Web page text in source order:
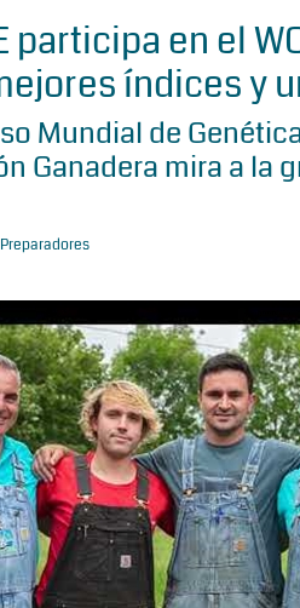
participa en el
índices y
Mundial de
Ganadera mira a la